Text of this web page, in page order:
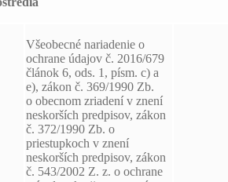
Všeobecné nariadenie o
ochrane údajov č. 2016/679
článok 6, ods. 1, písm. c) a
e), zákon č. 369/1990 Zb.
o obecnom zriadení v znení
neskorších predpisov, zákon
č. 372/1990 Zb. o
priestupkoch v znení
neskorších predpisov, zákon
č. 543/2002 Z. z. o ochrane